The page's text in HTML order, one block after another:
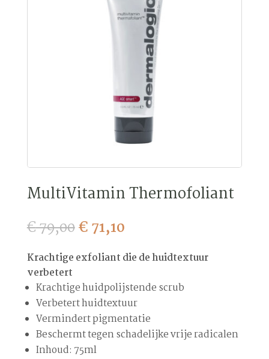
MultiVitamin Thermofoliant
€79,00Oorspronkelijke
prijs
was:
€71,10Huidige
is:
Krachtige exfoliant die de huidtextuur
verbetert
Krachtige huidpolijstende scrub
Verbetert huidtextuur
Vermindert pigmentatie
Beschermt tegen schadelijke vrije radicalen
Inhoud: 75ml